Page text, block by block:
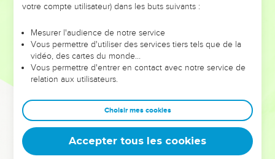
leur foi ou leur vision. Mais on voit moins les doutes, les erreurs
et les saisons difficiles qu'ils ont traversés, alors même que ce
sont elles qui les ont façonnés.
Dans cette conférence, leaders, entrepreneurs, et responsables
clés pour avancer avec plus de sagesse afin que leurs erreurs
deviennent vos tremplins. Que vous guidiez un ministère, une
équipe, un groupe ou une famille, leur expérience est faite
votre compte utilisateur) dans les buts suivants :
Mesurer l'audience de notre service
Vous permettre d'utiliser des services tiers tels que de la
vidéo, des cartes du monde…
Vous permettre d'entrer en contact avec notre service de
relation aux utilisateurs.
Choisir mes cookies
Accepter tous les cookies